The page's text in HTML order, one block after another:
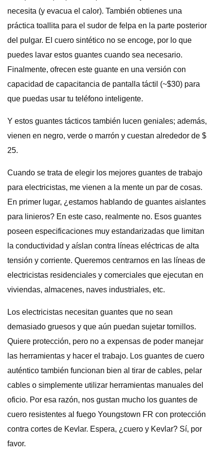
necesita (y evacua el calor). También obtienes una
práctica toallita para el sudor de felpa en la parte posterior
del pulgar. El cuero sintético no se encoge, por lo que
puedes lavar estos guantes cuando sea necesario.
Finalmente, ofrecen este guante en una versión con
capacidad de capacitancia de pantalla táctil (~$30) para
que puedas usar tu teléfono inteligente.
Y estos guantes tácticos también lucen geniales; además,
vienen en negro, verde o marrón y cuestan alrededor de $
25.
Cuando se trata de elegir los mejores guantes de trabajo
para electricistas, me vienen a la mente un par de cosas.
En primer lugar, ¿estamos hablando de guantes aislantes
para linieros? En este caso, realmente no. Esos guantes
poseen especificaciones muy estandarizadas que limitan
la conductividad y aíslan contra líneas eléctricas de alta
tensión y corriente. Queremos centrarnos en las líneas de
electricistas residenciales y comerciales que ejecutan en
viviendas, almacenes, naves industriales, etc.
Los electricistas necesitan guantes que no sean
demasiado gruesos y que aún puedan sujetar tornillos.
Quiere protección, pero no a expensas de poder manejar
las herramientas y hacer el trabajo. Los guantes de cuero
auténtico también funcionan bien al tirar de cables, pelar
cables o simplemente utilizar herramientas manuales del
oficio. Por esa razón, nos gustan mucho los guantes de
cuero resistentes al fuego Youngstown FR con protección
contra cortes de Kevlar. Espera, ¿cuero y Kevlar? Sí, por
favor.